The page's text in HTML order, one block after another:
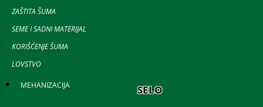
ZAŠTITA ŠUMA
SEME I SADNI MATERIJAL
KORIŠĆENJE ŠUMA
LOVSTVO
MEHANIZACIJA SELO